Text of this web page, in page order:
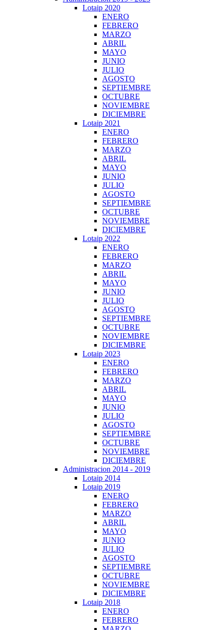
Lotaip 2020
ENERO
FEBRERO
MARZO
ABRIL
MAYO
JUNIO
JULIO
AGOSTO
SEPTIEMBRE
OCTUBRE
NOVIEMBRE
DICIEMBRE
Lotaip 2021
ENERO
FEBRERO
MARZO
ABRIL
MAYO
JUNIO
JULIO
AGOSTO
SEPTIEMBRE
OCTUBRE
NOVIEMBRE
DICIEMBRE
Lotaip 2022
ENERO
FEBRERO
MARZO
ABRIL
MAYO
JUNIO
JULIO
AGOSTO
SEPTIEMBRE
OCTUBRE
NOVIEMBRE
DICIEMBRE
Lotaip 2023
ENERO
FEBRERO
MARZO
ABRIL
MAYO
JUNIO
JULIO
AGOSTO
SEPTIEMBRE
OCTUBRE
NOVIEMBRE
DICIEMBRE
Administracion 2014 - 2019
Lotaip 2014
Lotaip 2019
ENERO
FEBRERO
MARZO
ABRIL
MAYO
JUNIO
JULIO
AGOSTO
SEPTIEMBRE
OCTUBRE
NOVIEMBRE
DICIEMBRE
Lotaip 2018
ENERO
FEBRERO